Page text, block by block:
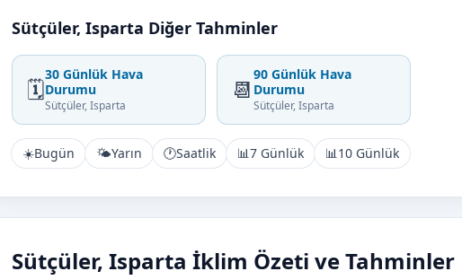
Sütçüler, Isparta Diğer Tahminler
🗓️
30 Günlük Hava
Durumu
Sütçüler, Isparta
📆
90 Günlük Hava
Durumu
Sütçüler, Isparta
☀️Bugün 🌤️Yarın 🕐Saatlik 📊7 Günlük 📊10 Günlük
Sütçüler, Isparta İklim Özeti ve Tahminler